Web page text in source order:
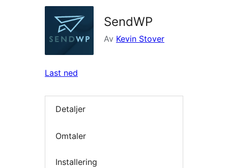
SendWP
Av Kevin Stover
Last ned
Detaljer
Omtaler
Installering